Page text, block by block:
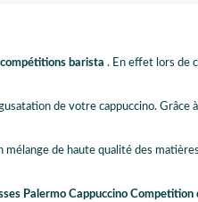
compétitions barista . En effet lors de
de votre cappuccino. Grâce
mélange de haute qualité des
Palermo Cappuccino Competition